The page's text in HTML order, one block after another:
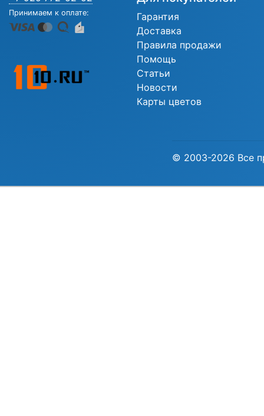
Принимаем к оплате:
Гарантия
Доставка
Правила продажи
Помощь
Статьи
Новости
Карты цветов
© 2003-2026 Все